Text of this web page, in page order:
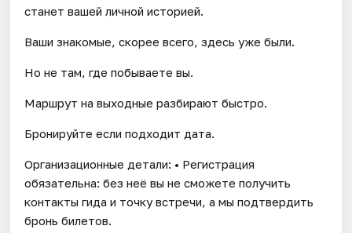
станет вашей личной историей.
Ваши знакомые, скорее всего, здесь уже были.
Но не там, где побываете вы.
Маршрут на выходные разбирают быстро.
Бронируйте если подходит дата.
Организационные детали: • Регистрация
обязательна: без неё вы не сможете получить
контакты гида и точку встречи, а мы подтвердить
бронь билетов.